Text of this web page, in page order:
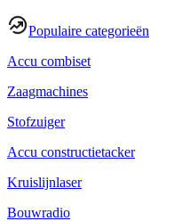
Populaire categorieën
Accu combiset
Zaagmachines
Stofzuiger
Accu constructietacker
Kruislijnlaser
Bouwradio